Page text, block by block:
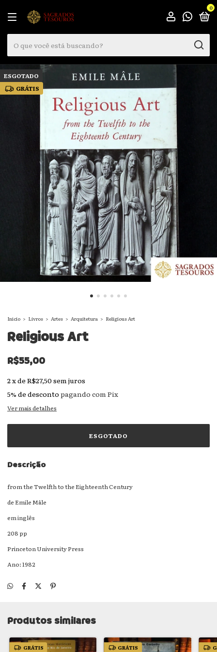
0
ESGOTADO
GRÁTIS
Início > Livros > Artes > Arquitetura > Religious Art
Religious Art
R$55,00
2xde R$27,50 sem juros
5% de desconto pagando com Pix
Ver mais detalhes
Descrição
from the Twelfth to the Eighteenth Century
de Emile Mâle
em inglês
208 pp
Princeton University Press
Ano: 1982
Produtos similares
GRÁTIS GRÁTIS